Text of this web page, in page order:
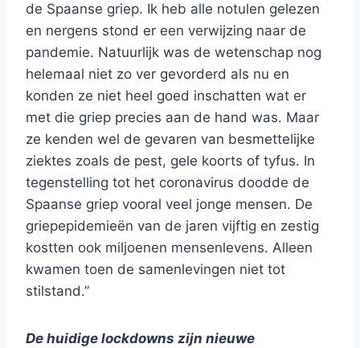
de Spaanse griep. Ik heb alle notulen gelezen
en nergens stond er een verwijzing naar de
pandemie. Natuurlijk was de wetenschap nog
helemaal niet zo ver gevorderd als nu en
konden ze niet heel goed inschatten wat er
met die griep precies aan de hand was. Maar
ze kenden wel de gevaren van besmettelijke
ziektes zoals de pest, gele koorts of tyfus. In
tegenstelling tot het coronavirus doodde de
Spaanse griep vooral veel jonge mensen. De
griepepidemieën van de jaren vijftig en zestig
kostten ook miljoenen mensenlevens. Alleen
kwamen toen de samenlevingen niet tot
stilstand.”
De huidige lockdowns zijn nieuwe